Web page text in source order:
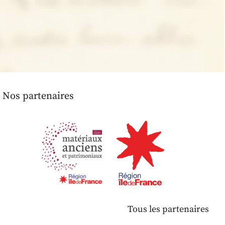
Nos partenaires
Tous les partenaires